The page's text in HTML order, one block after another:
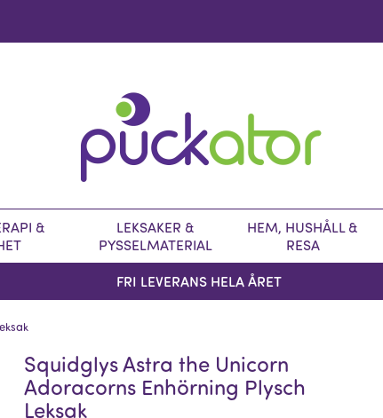
&
LEKSAKER &
PYSSELMATERIAL
HEM, HUSHÅLL &
RESA
FRI LEVERANS HELA ÅRET
Squidglys Astra the Unicorn
Adoracorns Enhörning Plysch
Leksak